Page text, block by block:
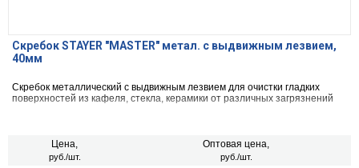
Скребок STAYER "MASTER" метал. с выдвижным лезвием,
40мм
Скребок металлический с выдвижным лезвием для очистки гладких
поверхностей из кафеля, стекла, керамики от различных загрязнений
Цена,
руб./шт.
Оптовая цена,
руб./шт.